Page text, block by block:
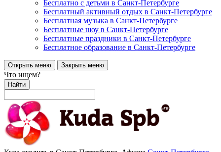
Бесплатно с детьми в Санкт-Петербурге
Бесплатный активный отдых в Санкт-Петербурге
Бесплатная музыка в Санкт-Петербурге
Бесплатные шоу в Санкт-Петербурге
Бесплатные праздники в Санкт-Петербурге
Бесплатное образование в Санкт-Петербурге
Открыть меню Закрыть меню
Что ищем?
Найти